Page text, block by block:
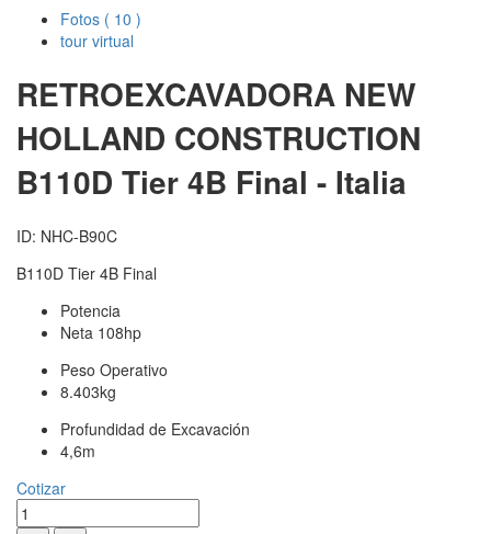
Fotos ( 10 )
tour virtual
RETROEXCAVADORA NEW
HOLLAND CONSTRUCTION
B110D Tier 4B Final - Italia
ID: NHC-B90C
B110D Tier 4B Final
Potencia
Neta 108hp
Peso Operativo
8.403kg
Profundidad de Excavación
4,6m
Cotizar